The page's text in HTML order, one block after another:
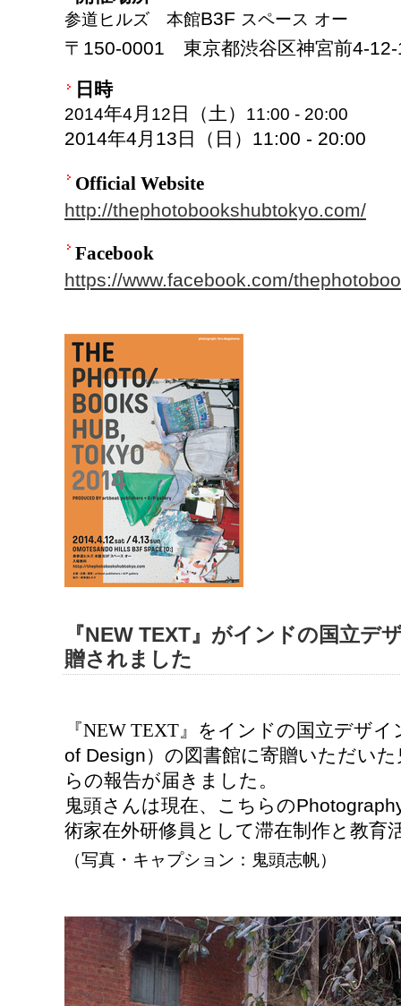
参道ヒルズ 本館B3F スペース オー
〒 150-0001 東京都渋谷区神宮前4-
日時
2014年4月 12 日（土） 11:00 - 20:00
2014年4月 13 日（日） 11:00 - 20:00
Official Website
http://thephotobookshubtokyo.com/
Facebook
https://www.facebook.com/
『NEW TEXT』がインドの国立デ
贈されました
『NEW TEXT』をインドの国立デザイ
of Design） の図書館に寄贈いただい
らの報告が届きました。
鬼頭さんは現在、こちらの
術家在外研修員として滞在制作と教育
（写真・キャプション：鬼頭志帆）